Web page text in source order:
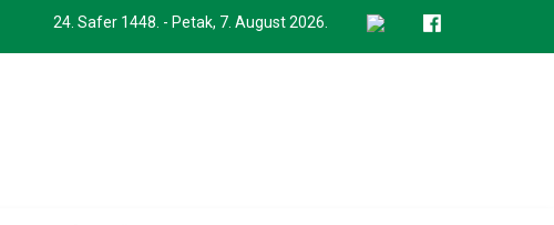
24. Safer 1448. - Petak, 7. August 2026.